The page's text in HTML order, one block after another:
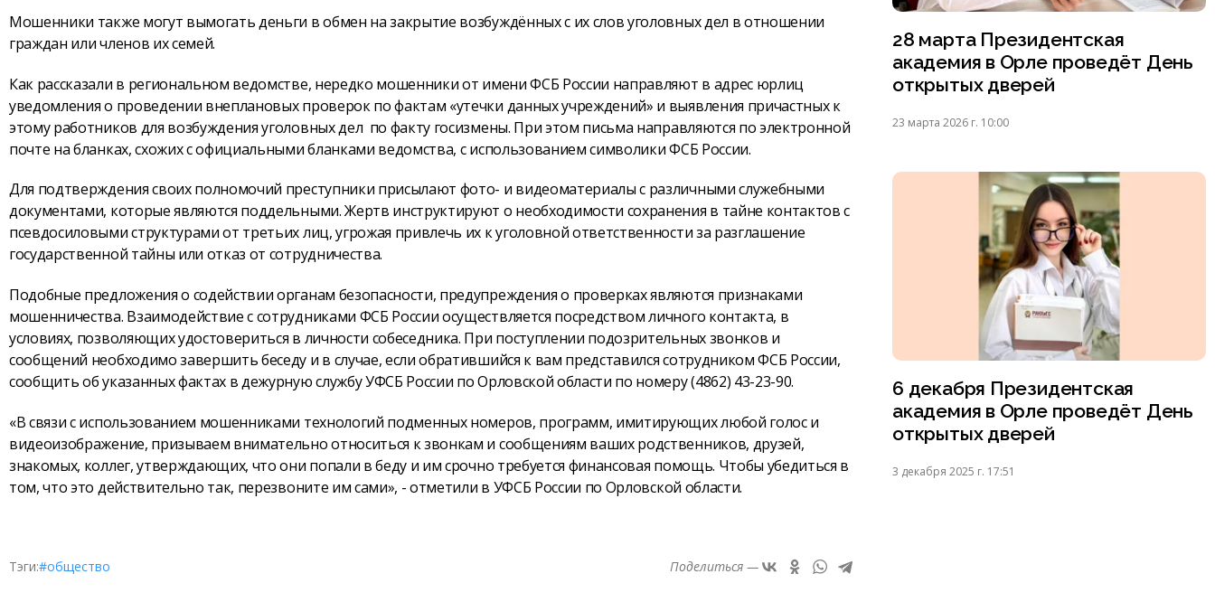
Мошенники также могут вымогать деньги в обмен на закрытие возбуждённых с их слов уголовных дел в отношении
граждан или членов их семей.
Как рассказали в региональном ведомстве, нередко мошенники от имени ФСБ России направляют в адрес юрлиц
уведомления о проведении внеплановых проверок по фактам «утечки данных учреждений» и выявления причастных к
этому работников для возбуждения уголовных дел по факту госизмены. При этом письма направляются по электронной
почте на бланках, схожих с официальными бланками ведомства, с использованием символики ФСБ России.
Для подтверждения своих полномочий преступники присылают фото- и видеоматериалы с различными служебными
документами, которые являются поддельными. Жертв инструктируют о необходимости сохранения в тайне контактов с
псевдосиловыми структурами от третьих лиц, угрожая привлечь их к уголовной ответственности за разглашение
государственной тайны или отказ от сотрудничества.
Подобные предложения о содействии органам безопасности, предупреждения о проверках являются признаками
мошенничества. Взаимодействие с сотрудниками ФСБ России осуществляется посредством личного контакта, в
условиях, позволяющих удостовериться в личности собеседника. При поступлении подозрительных звонков и
сообщений необходимо завершить беседу и в случае, если обратившийся к вам представился сотрудником ФСБ России,
сообщить об указанных фактах в дежурную службу УФСБ России по Орловской области по номеру (4862) 43-23-90.
«В связи с использованием мошенниками технологий подменных номеров, программ, имитирующих любой голос и
видеоизображение, призываем внимательно относиться к звонкам и сообщениям ваших родственников, друзей,
знакомых, коллег, утверждающих, что они попали в беду и им срочно требуется финансовая помощь. Чтобы убедиться в
том, что это действительно так, перезвоните им сами», - отметили в УФСБ России по Орловской области.
Тэги:#общество Поделиться —
28 марта Президентская
академия в Орле проведёт День
открытых дверей
23 марта 2026 г. 10:00
6 декабря Президентская
академия в Орле проведёт День
открытых дверей
3 декабря 2025 г. 17:51